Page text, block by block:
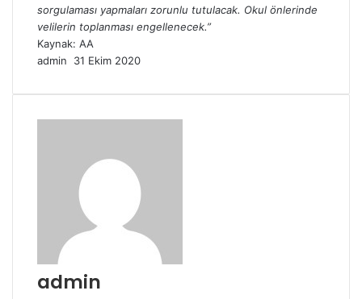
sorgulaması yapmaları zorunlu tutulacak. Okul önlerinde
velilerin toplanması engellenecek.”
Kaynak: AA
admin
Bir
posta
31 Ekim 2020
admin